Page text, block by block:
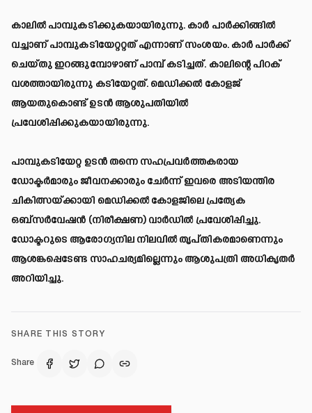
കാലിൽ പാമ്പുകടിക്കുകയായിരുന്നു. കാർ പാർക്കിങ്ങിൽ
വച്ചാണ് പാമ്പുകടിയേറ്ററ്റത് എന്നാണ് സംശയം. കാർ പാർക്ക്
ചെയ്‌തു ഇറങ്ങുമ്പോഴാണ് പാമ്പ് കടിച്ചത്. കാലിന്റെ പിറക്
വശത്തായിരുന്നു കടിയേറ്റത്. മെഡിക്കൽ കോളജ്
ആയതുകൊണ്ട് ഉടൻ ആശുപതിയിൽ
പ്രവേശിപ്പിക്കുകയായിരുന്നു.
പാമ്പുകടിയേറ്റ ഉടൻ തന്നെ സഹപ്രവർത്തകരായ
ഡോക്ടർമാരും ജീവനക്കാരും ചേർന്ന് ഇവരെ അടിയന്തിര
ചികിത്സയ്ക്കായി മെഡിക്കൽ കോളജിലെ പ്രത്യേക
ഒബ്സർവേഷൻ (നിരീക്ഷണ) വാർഡിൽ പ്രവേശിപ്പിച്ചു.
ഡോക്ടറുടെ ആരോഗ്യനില നിലവിൽ തൃപ്തികരമാണെന്നും
ആശങ്കപ്പെടേണ്ട സാഹചര്യമില്ലെന്നും ആശുപത്രി അധികൃതർ
അറിയിച്ചു.
SHARE THIS STORY
Share